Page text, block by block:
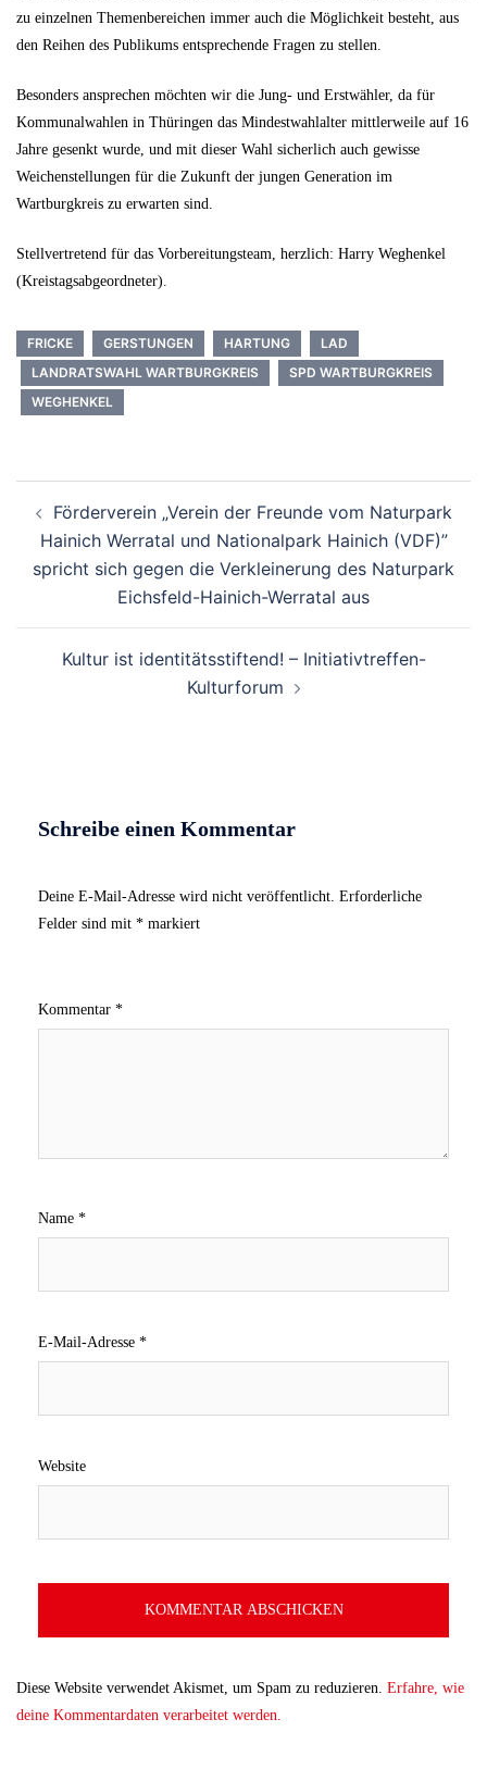
zu einzelnen Themenbereichen immer auch die Möglichkeit besteht, aus
den Reihen des Publikums entsprechende Fragen zu stellen.
Besonders ansprechen möchten wir die Jung- und Erstwähler, da für
Kommunalwahlen in Thüringen das Mindestwahlalter mittlerweile auf 16
Jahre gesenkt wurde, und mit dieser Wahl sicherlich auch gewisse
Weichenstellungen für die Zukunft der jungen Generation im
Wartburgkreis zu erwarten sind.
Stellvertretend für das Vorbereitungsteam, herzlich: Harry Weghenkel
(Kreistagsabgeordneter).
FRICKE GERSTUNGEN HARTUNG
LAD
LANDRATSWAHL WARTBURGKREIS
SPD WARTBURGKREIS
WEGHENKEL
Navigation
Förderverein „Verein der Freunde vom Naturpark
Hainich Werratal und Nationalpark Hainich (VDF)”
spricht sich gegen die Verkleinerung des Naturpark
Eichsfeld-Hainich-Werratal aus
Kultur ist identitätsstiftend! – Initiativtreffen-
Kulturforum
Schreibe einen Kommentar
Deine E-Mail-Adresse wird nicht veröffentlicht. Erforderliche
Felder sind mit * markiert
Kommentar *
Name *
E-Mail-Adresse *
Website
Diese Website verwendet Akismet, um Spam zu reduzieren. Erfahre, wie
deine Kommentardaten verarbeitet werden.